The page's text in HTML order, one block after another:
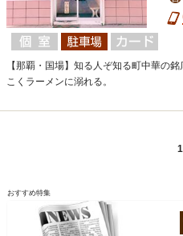
【那覇・国場】知る人ぞ知る町中華の
こくラーメンに溺れる。
1
おすすめ特集